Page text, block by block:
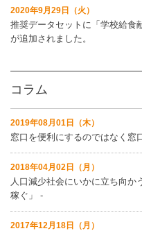
2020年9月29日（火）
推奨データセットに「学校給食
が追加されました。
コラム
2019年08月01日（木）
窓口を便利にするのではなく窓
2018年04月02日（月）
人口減少社会にいかに立ち向か
稼ぐ」 ‐
2017年12月18日（月）